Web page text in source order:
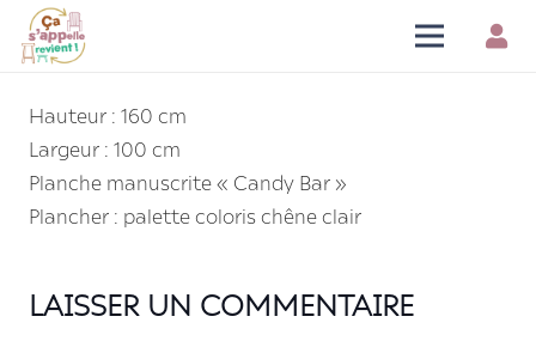
Hauteur : 160 cm
Largeur : 100 cm
Planche manuscrite « Candy Bar »
Plancher : palette coloris chêne clair
LAISSER UN COMMENTAIRE